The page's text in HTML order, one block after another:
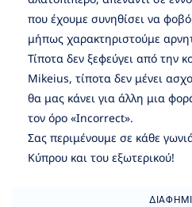
που έχουμε συνηθίσει να
μήπως χαρακτηριστούμε
Τίποτα δεν ξεφεύγει από την
Mikeius, τίποτα δεν μένει
θα μας κάνει για άλλη μια
τον όρο «Incorrect».
Σας περιμένουμε σε κάθε
Κύπρου και του εξωτερικού!